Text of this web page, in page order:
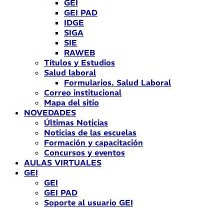
GEI
GEI PAD
IDGE
SIGA
SIE
RAWEB
Títulos y Estudios
Salud laboral
Formularios. Salud Laboral
Correo institucional
Mapa del sitio
NOVEDADES
Últimas Noticias
Noticias de las escuelas
Formación y capacitación
Concursos y eventos
AULAS VIRTUALES
GEI
GEI
GEI PAD
Soporte al usuario GEI